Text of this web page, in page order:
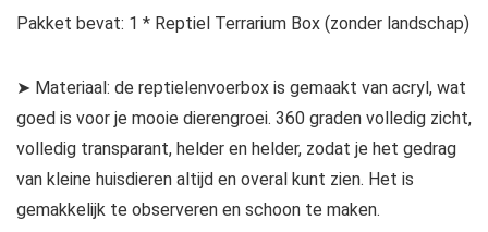
Pakket bevat: 1 * Reptiel Terrarium Box (zonder landschap)
➤ Materiaal: de reptielenvoerbox is gemaakt van acryl, wat
goed is voor je mooie dierengroei. 360 graden volledig zicht,
volledig transparant, helder en helder, zodat je het gedrag
van kleine huisdieren altijd en overal kunt zien. Het is
gemakkelijk te observeren en schoon te maken.